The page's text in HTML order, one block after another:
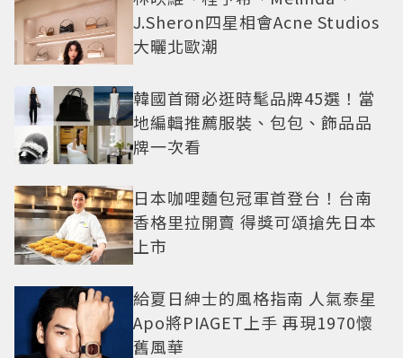
J.Sheron四星相會Acne Studios
大曬北歐潮
韓國首爾必逛時髦品牌45選！當
地編輯推薦服裝、包包、飾品品
牌一次看
日本咖哩麵包冠軍首登台！台南
香格里拉開賣 得獎可頌搶先日本
上市
給夏日紳士的風格指南 人氣泰星
Apo將PIAGET上手 再現1970懷
舊風華